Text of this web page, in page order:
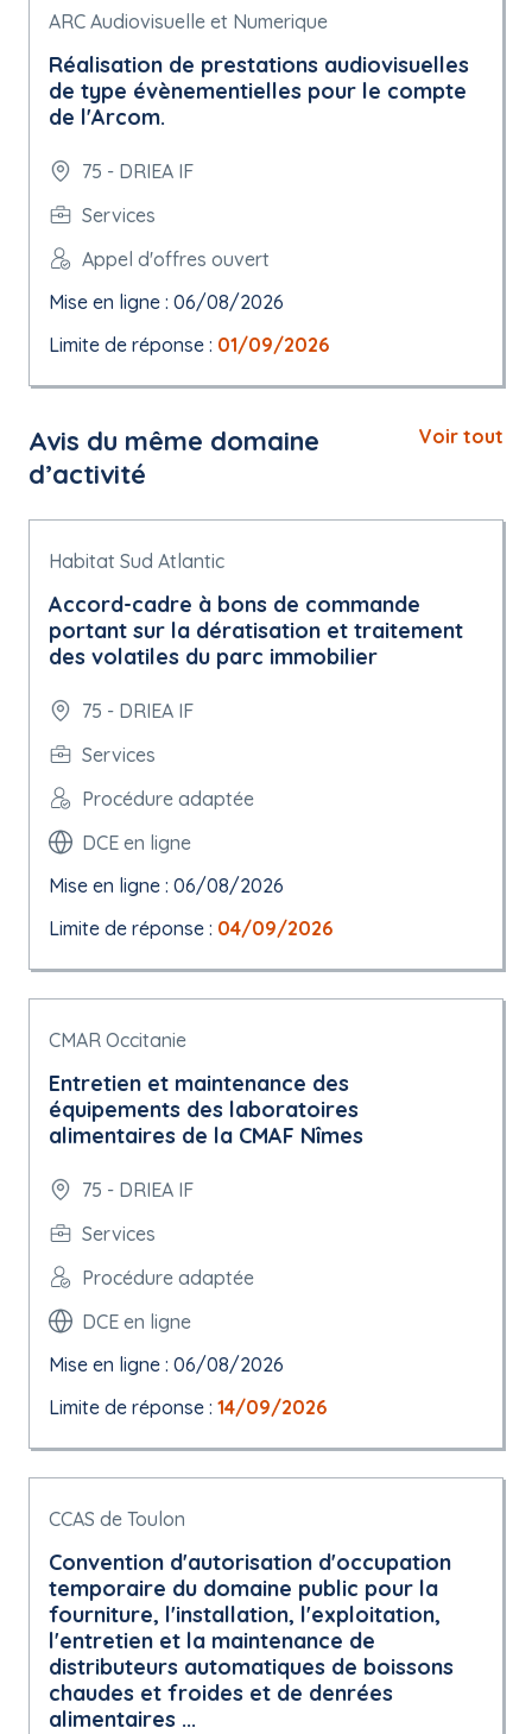
ARC Audiovisuelle et Numerique
Réalisation de prestations audiovisuelles
de type évènementielles pour le compte
de l'Arcom.
75 - DRIEA IF
Services
Appel d'offres ouvert
Mise en ligne : 06/08/2026
Limite de réponse : 01/09/2026
Avis du même domaine
d’activité
Voir tout
Habitat Sud Atlantic
Accord-cadre à bons de commande
portant sur la dératisation et traitement
des volatiles du parc immobilier
75 - DRIEA IF
Services
Procédure adaptée
DCE en ligne
Mise en ligne : 06/08/2026
Limite de réponse : 04/09/2026
CMAR Occitanie
Entretien et maintenance des
équipements des laboratoires
alimentaires de la CMAF Nîmes
75 - DRIEA IF
Services
Procédure adaptée
DCE en ligne
Mise en ligne : 06/08/2026
Limite de réponse : 14/09/2026
CCAS de Toulon
Convention d'autorisation d'occupation
temporaire du domaine public pour la
fourniture, l'installation, l'exploitation,
l'entretien et la maintenance de
distributeurs automatiques de boissons
chaudes et froides et de denrées
alimentaires ...